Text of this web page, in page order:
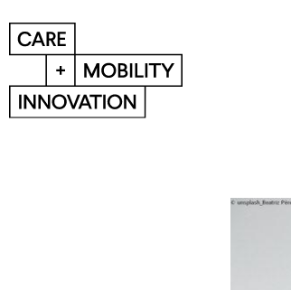
News-Übersicht